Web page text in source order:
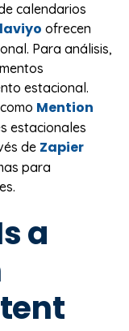
calendarios
ofrecen
Para análisis,
estacional.
Mention
estacionales
de Zapier
para
a